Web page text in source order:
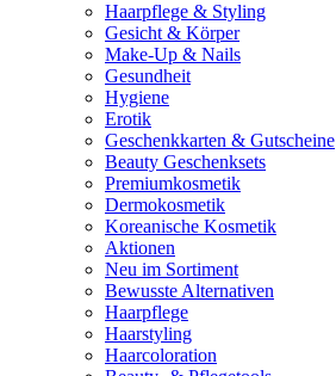
Haarpflege & Styling
Gesicht & Körper
Make-Up & Nails
Gesundheit
Hygiene
Erotik
Geschenkkarten & Gutscheine
Beauty Geschenksets
Premiumkosmetik
Dermokosmetik
Koreanische Kosmetik
Aktionen
Neu im Sortiment
Bewusste Alternativen
Haarpflege
Haarstyling
Haarcoloration